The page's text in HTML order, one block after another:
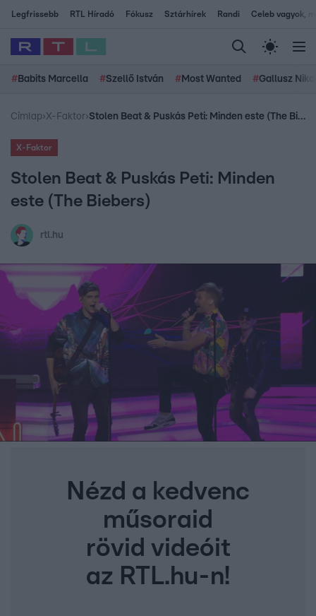
Legfrissebb RTL Híradó Fókusz Sztárhírek Randi Celeb vagyok,
# Babits Marcella #Szellő István # Most Wanted #Gallusz
Címlap›X-Faktor› Stolen Beat & Puskás Peti: Minden este (The Biebers)
X-Faktor
Stolen Beat & Puskás Peti: Minden
este (The Biebers)
rtl.hu
Nézd a kedvenc
műsoraid
rövid videóit
az RTL.hu-n!